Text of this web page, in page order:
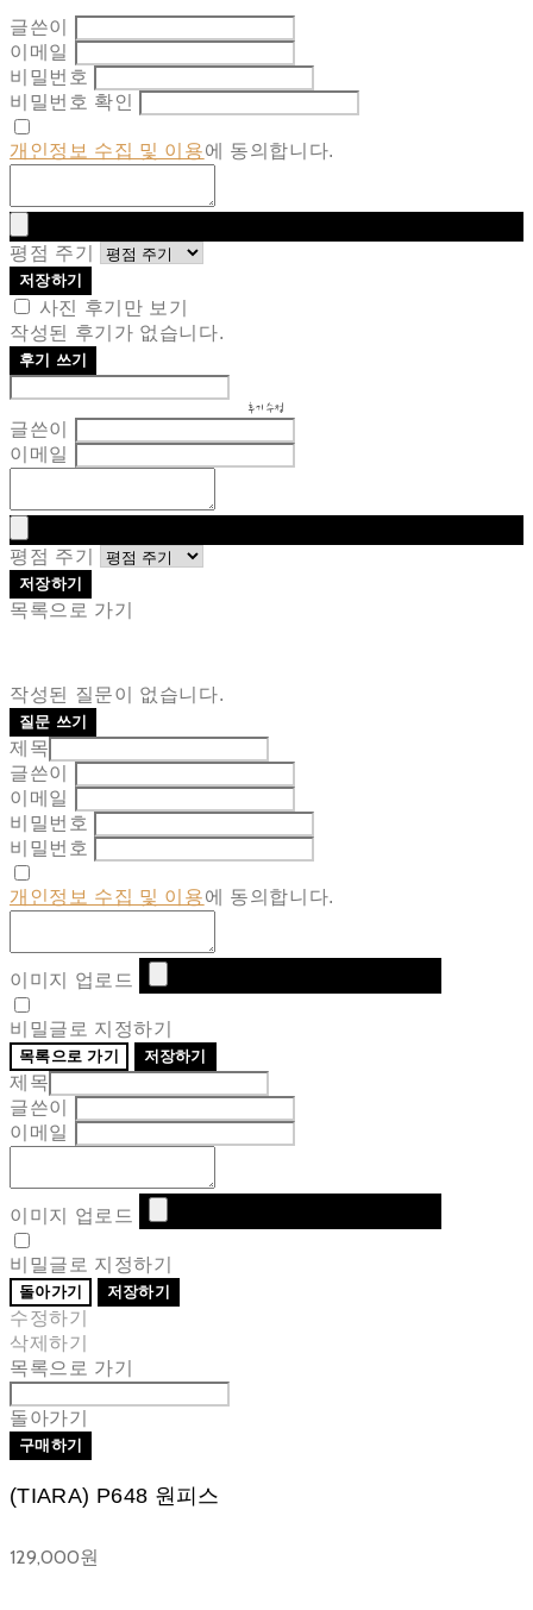
글쓴이
이메일
비밀번호
비밀번호 확인
개인정보 수집 및 이용에 동의합니다.
평점 주기
저장하기
사진 후기만 보기
작성된 후기가 없습니다.
후기 쓰기
후기 수정
글쓴이
이메일
평점 주기
저장하기
목록으로 가기
작성된 질문이 없습니다.
질문 쓰기
제목
글쓴이
이메일
비밀번호
비밀번호
개인정보 수집 및 이용에 동의합니다.
이미지 업로드
비밀글로 지정하기
목록으로 가기 저장하기
제목
글쓴이
이메일
이미지 업로드
비밀글로 지정하기
돌아가기 저장하기
수정하기
삭제하기
목록으로 가기
돌아가기
구매하기
(TIARA) P648 원피스
129,000원